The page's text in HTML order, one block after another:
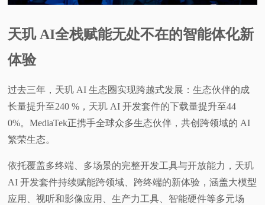
天玑 AI全栈赋能无处不在的智能体化新
体验
过去三年，天玑 AI 生态圈实现跨越式发展：生态伙伴的成
长量提升至240 %，天玑 AI 开发套件的下载量提升至44
0%。MediaTek正携手全球众多生态伙伴，共创跨领域的 AI
繁荣生态。
依托覆盖多终端、多场景的完整开发工具与开放能力，天玑
AI 开发套件持续赋能跨领域、跨终端的新体验，涵盖大模型
应用、视听和影像应用、生产力工具、智能硬件等多元场